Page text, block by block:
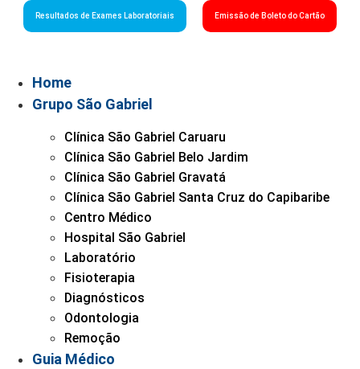
Resultados de Exames Laboratoriais Emissão de Boleto do Cartão
Home
Grupo São Gabriel
Clínica São Gabriel Caruaru
Clínica São Gabriel Belo Jardim
Clínica São Gabriel Gravatá
Clínica São Gabriel Santa Cruz do Capibaribe
Centro Médico
Hospital São Gabriel
Laboratório
Fisioterapia
Diagnósticos
Odontologia
Remoção
Guia Médico